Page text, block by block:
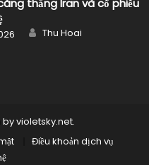
thẳng Iran và cổ phiếu
Author
Thu Hoai
byvioletsky.net.
Điều khoản dịch vụ